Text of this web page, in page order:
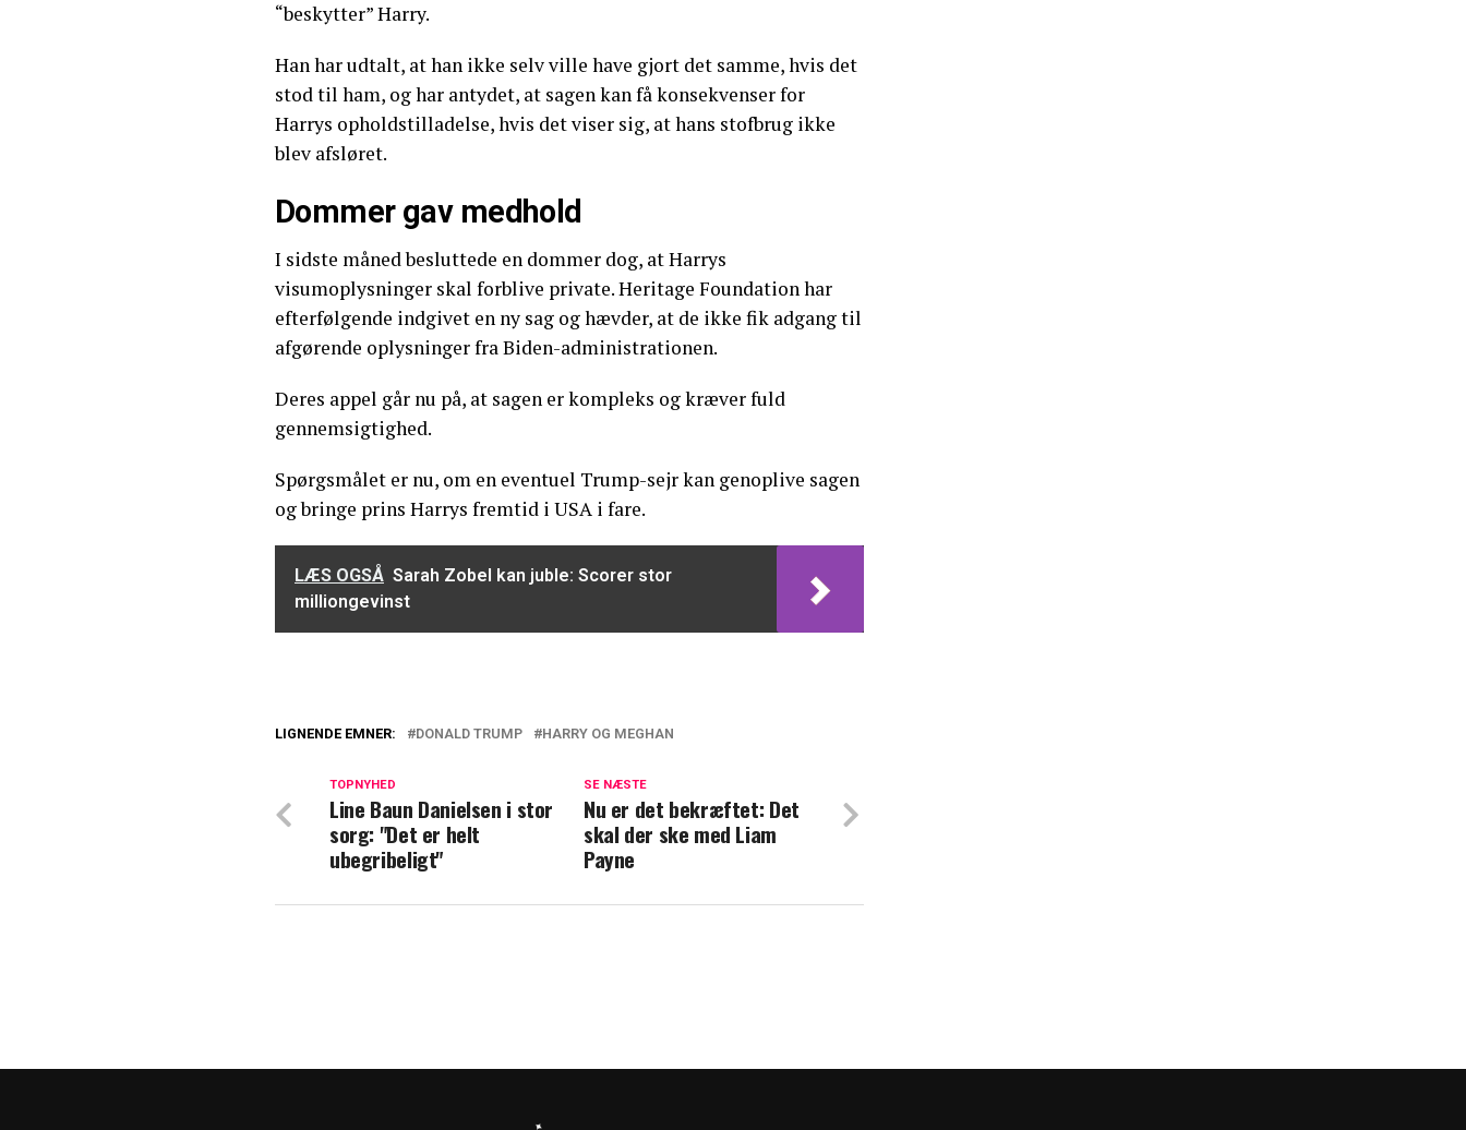
“beskytter” Harry.
Han har udtalt, at han ikke selv ville have gjort det samme, hvis det
stod til ham, og har antydet, at sagen kan få konsekvenser for
Harrys opholdstilladelse, hvis det viser sig, at hans stofbrug ikke
blev afsløret.
Dommer gav medhold
I sidste måned besluttede en dommer dog, at Harrys
visumoplysninger skal forblive private. Heritage Foundation har
efterfølgende indgivet en ny sag og hævder, at de ikke fik adgang til
afgørende oplysninger fra Biden-administrationen.
Deres appel går nu på, at sagen er kompleks og kræver fuld
gennemsigtighed.
Spørgsmålet er nu, om en eventuel Trump-sejr kan genoplive sagen
og bringe prins Harrys fremtid i USA i fare.
LÆS OGSÅ Sarah Zobel kan juble: Scorer stor
milliongevinst
afsløring om stoffer
Ny anmeldelse: I værste fald risikerer Janni 1,5 års
fængsel
LIGNENDE EMNER: DONALD TRUMP HARRY OG MEGHAN
SE NÆSTE
Nu er det bekræftet: Det
skal der ske med Liam
Payne
TOPNYHED
Line Baun Danielsen i stor
sorg: "Det er helt
ubegribeligt"